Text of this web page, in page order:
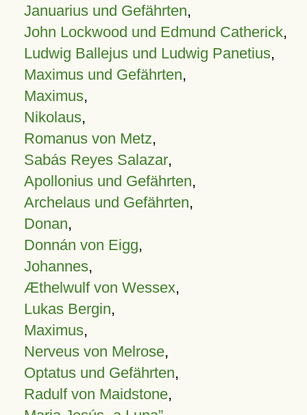
Januarius und Gefährten,
John Lockwood und Edmund Catherick,
Ludwig Ballejus und Ludwig Panetius,
Maximus und Gefährten,
Maximus,
Nikolaus,
Romanus von Metz,
Sabás Reyes Salazar,
Apollonius und Gefährten,
Archelaus und Gefährten,
Donan,
Donnán von Eigg,
Johannes,
Æthelwulf von Wessex,
Lukas Bergin,
Maximus,
Nerveus von Melrose,
Optatus und Gefährten,
Radulf von Maidstone,